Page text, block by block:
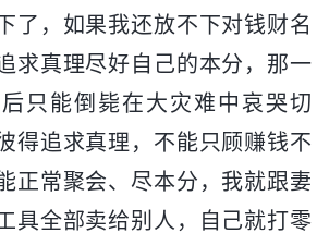
了，如果我还放不下对钱财名
求真理尽好自己的本分，那一
只能倒毙在大灾难中哀哭切
得追求真理，不能只顾赚钱不
正常聚会、尽本分，我就跟妻
具全部卖给别人，自己就打零